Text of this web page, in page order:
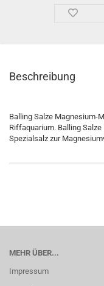
Beschreibung
Balling Salze Magnesium-
Riffaquarium. Balling
Spezialsalz zur
MEHR ÜBER...
Impressum